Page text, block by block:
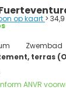
op kaart >
Zwembad
terras
ANVR